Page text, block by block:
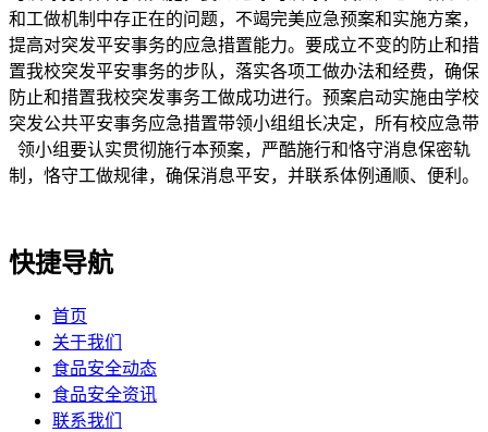
和工做机制中存正在的问题，不竭完美应急预案和实施方案，
提高对突发平安事务的应急措置能力。要成立不变的防止和措
置我校突发平安事务的步队，落实各项工做办法和经费，确保
防止和措置我校突发事务工做成功进行。预案启动实施由学校
突发公共平安事务应急措置带领小组组长决定，所有校应急带
领小组要认实贯彻施行本预案，严酷施行和恪守消息保密轨
制，恪守工做规律，确保消息平安，并联系体例通顺、便利。
快捷导航
首页
关于我们
食品安全动态
食品安全资讯
联系我们